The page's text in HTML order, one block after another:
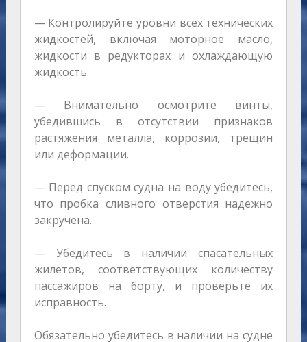
— Контролируйте уровни всех технических
жидкостей, включая моторное масло,
жидкости в редукторах и охлаждающую
жидкость.
— Внимательно осмотрите винты,
убедившись в отсутствии признаков
растяжения металла, коррозии, трещин
или деформации.
— Перед спуском судна на воду убедитесь,
что пробка сливного отверстия надежно
закручена.
— Убедитесь в наличии спасательных
жилетов, соответствующих количеству
пассажиров на борту, и проверьте их
исправность.
Обязательно убедитесь в наличии на судне